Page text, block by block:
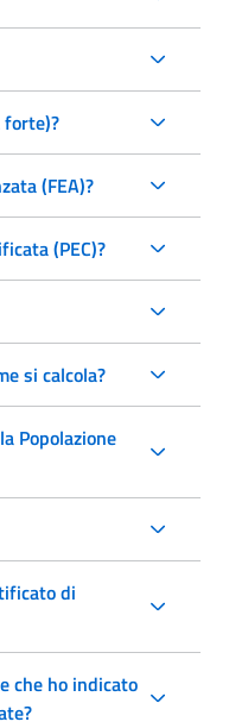
(FEA)?
(PEC)?
si calcola?
Popolazione
di
che ho indicato